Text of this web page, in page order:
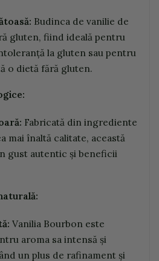
Budinca de vanilie de
gluten, fiind ideală pentru
la gluten sau pentru
o dietă fără gluten.
Fabricată din ingrediente
mai înaltă calitate, această
gust autentic și beneficii
Vanilia Bourbon este
aroma sa intensă și
un plus de rafinament și